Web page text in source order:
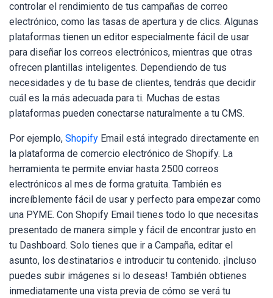
controlar el rendimiento de tus campañas de correo
electrónico, como las tasas de apertura y de clics. Algunas
plataformas tienen un editor especialmente fácil de usar
para diseñar los correos electrónicos, mientras que otras
ofrecen plantillas inteligentes. Dependiendo de tus
necesidades y de tu base de clientes, tendrás que decidir
cuál es la más adecuada para ti. Muchas de estas
plataformas pueden conectarse naturalmente a tu CMS.
Por ejemplo, Shopify Email está integrado directamente en
la plataforma de comercio electrónico de Shopify. La
herramienta te permite enviar hasta 2500 correos
electrónicos al mes de forma gratuita. También es
increíblemente fácil de usar y perfecto para empezar como
una PYME. Con Shopify Email tienes todo lo que necesitas
presentado de manera simple y fácil de encontrar justo en
tu Dashboard. Solo tienes que ir a Campaña, editar el
asunto, los destinatarios e introducir tu contenido. ¡Incluso
puedes subir imágenes si lo deseas! También obtienes
inmediatamente una vista previa de cómo se verá tu